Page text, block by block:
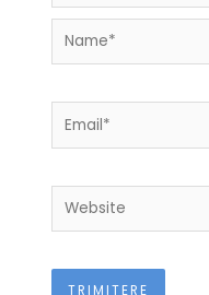
Name*
Email*
Website